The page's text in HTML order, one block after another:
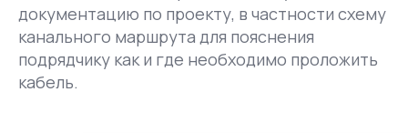
документацию по проекту, в частности схему
канального маршрута для пояснения
подрядчику как и где необходимо проложить
кабель.